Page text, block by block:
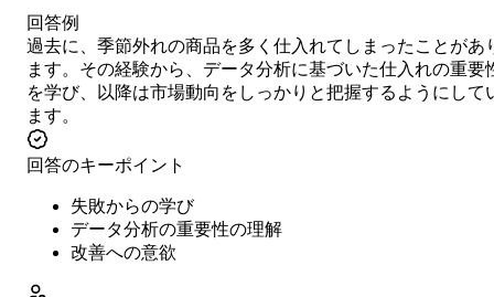
回答例
過去に、季節外れの商品を多く仕入れてしまったことがあ
ます。その経験から、データ分析に基づいた仕入れの重要
を学び、以降は市場動向をしっかりと把握するようにして
ます。
回答のキーポイント
失敗からの学び
データ分析の重要性の理解
改善への意欲